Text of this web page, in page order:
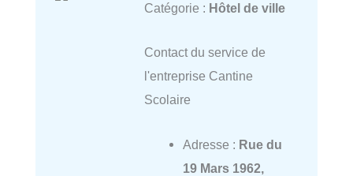
Catégorie : Hôtel de ville
Contact du service de
l'entreprise Cantine
Scolaire
Adresse : Rue du
19 Mars 1962,